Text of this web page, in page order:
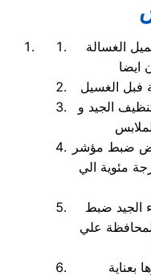
الغسالة
الجيد و
ضبط مؤشر
علي متوسط درجة من 65 درجة مئوية الي
الجيد ضبط
مئوية للمحافظة علي